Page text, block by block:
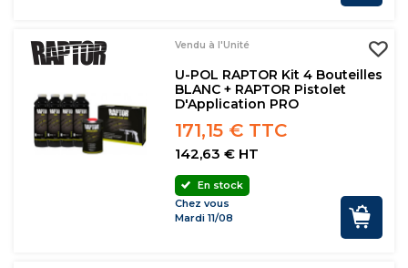
Vendu à l'Unité
U-POL RAPTOR Kit 4 Bouteilles
BLANC + RAPTOR Pistolet
D'Application PRO
171,15 € TTC
142,63 € HT
En stock
Chez vous
Mardi 11/08